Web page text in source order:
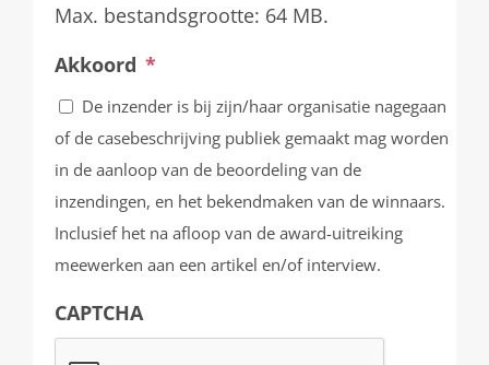
Max. bestandsgrootte: 64 MB.
Akkoord *
De inzender is bij zijn/haar organisatie nagegaan
of de casebeschrijving publiek gemaakt mag worden
in de aanloop van de beoordeling van de
inzendingen, en het bekendmaken van de winnaars.
Inclusief het na afloop van de award-uitreiking
meewerken aan een artikel en/of interview.
CAPTCHA